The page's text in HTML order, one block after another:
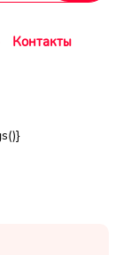
Оплата
Контакты